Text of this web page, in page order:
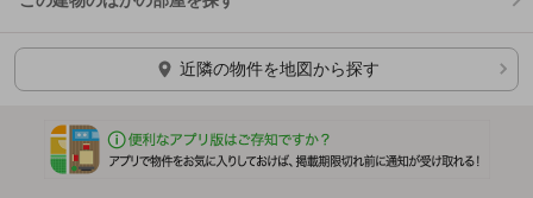
ほかの部屋を検索中…
近隣の物件を地図から探す